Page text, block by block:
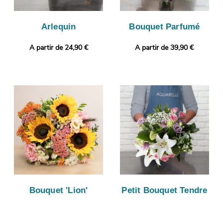
Arlequin
A partir de 24,90 €
Bouquet Parfumé
A partir de 39,90 €
Bouquet 'Lion' Petit Bouquet Tendre